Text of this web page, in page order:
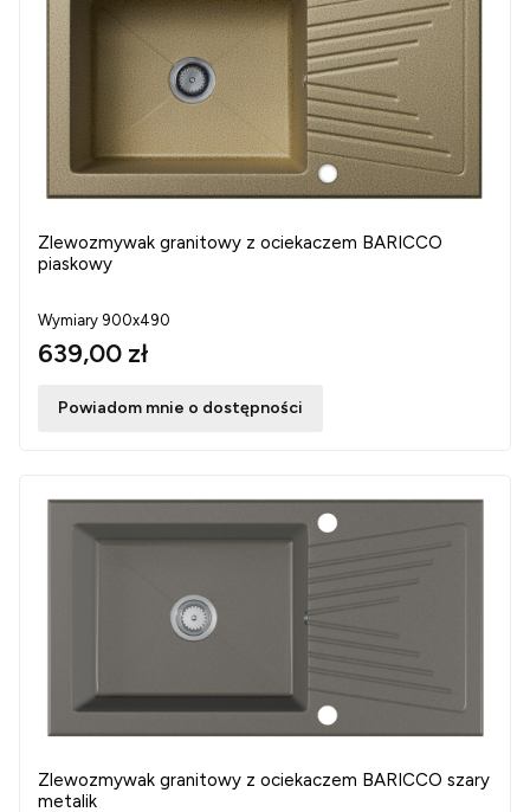
Zlewozmywak granitowy z ociekaczem BARICCO
piaskowy
Wymiary 900x490
639,00 zł
Powiadom mnie o dostępności
Zlewozmywak granitowy z ociekaczem BARICCO szary
metalik